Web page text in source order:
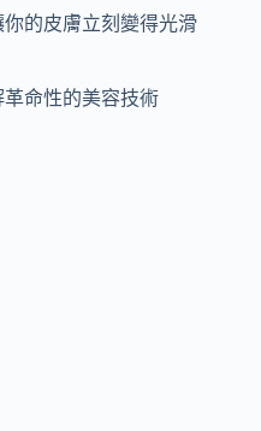
的皮膚立刻變得光滑
命性的美容技術